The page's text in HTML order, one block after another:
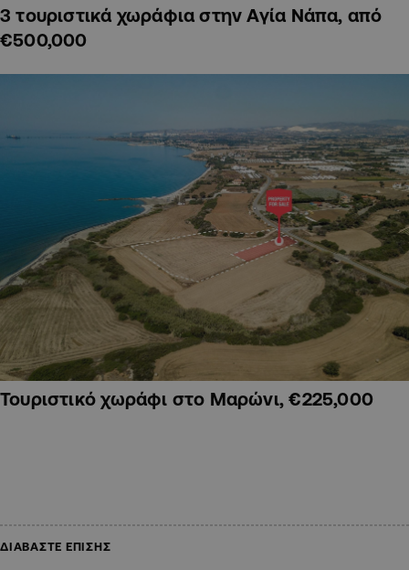
3 τουριστικά χωράφια στην Αγία Νάπα, από
€500,000
Τουριστικό χωράφι στο Μαρώνι, €225,000
ΔΙΑΒΑΣΤΕ ΕΠΙΣΗΣ